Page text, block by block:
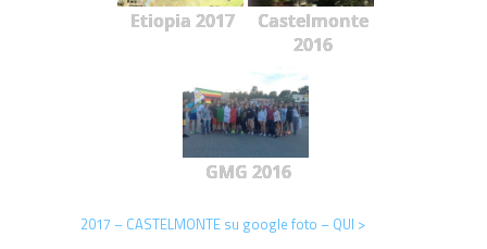
Etiopia 2017
Castelmonte
2016
GMG 2016
2017 – CASTELMONTE su google foto – QUI >